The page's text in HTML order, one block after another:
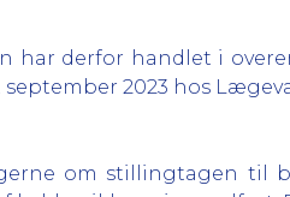
har derfor handlet i
2023 hos
om stillingtagen til